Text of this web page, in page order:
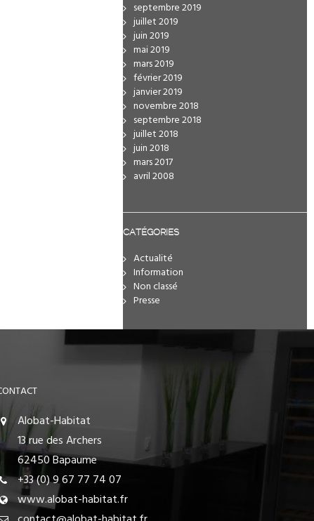
septembre 2019
juillet 2019
juin 2019
mai 2019
mars 2019
février 2019
janvier 2019
novembre 2018
septembre 2018
juillet 2018
juin 2018
mars 2017
avril 2008
CATÉGORIES
Actualité
Information
Non classé
Presse
Alobat-Habitat
13 rue des Archers
62450 Bapaume
+33 (0) 9 67 77 74 07
www.alobat-habitat.fr